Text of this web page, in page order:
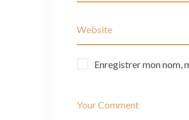
Enregistrer mon nom,